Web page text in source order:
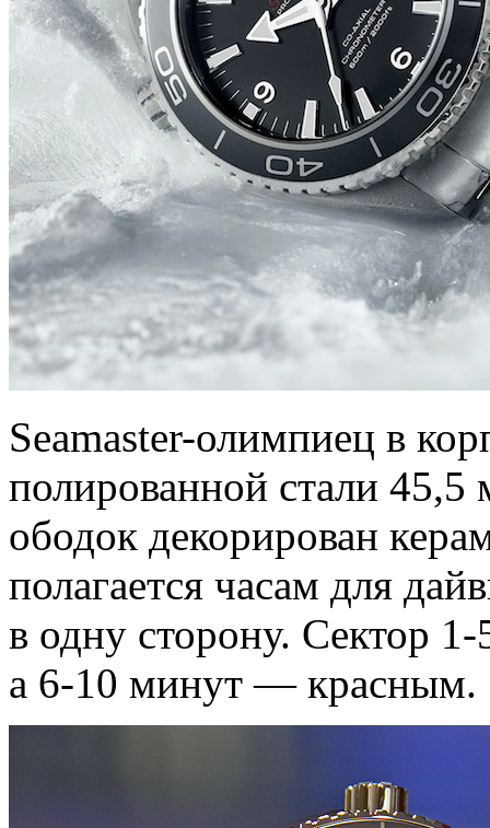
Seamaster-олимпиец в
полированной стали
ободок декорирован
полагается часам для
в одну сторону. Сектор
а 6-10 минут — красным.